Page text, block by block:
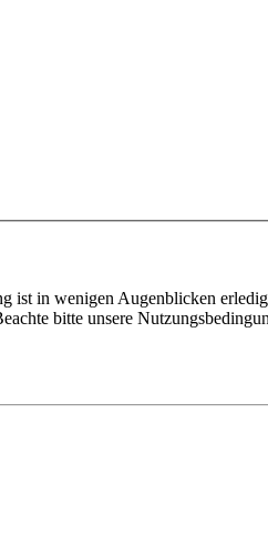
ist in wenigen Augenblicken
bitte unsere